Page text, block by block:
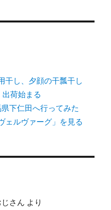
し、夕顔の干瓢干し
荷始まる
下仁田へ行ってみた
ェルヴァーグ」を見る
さん より